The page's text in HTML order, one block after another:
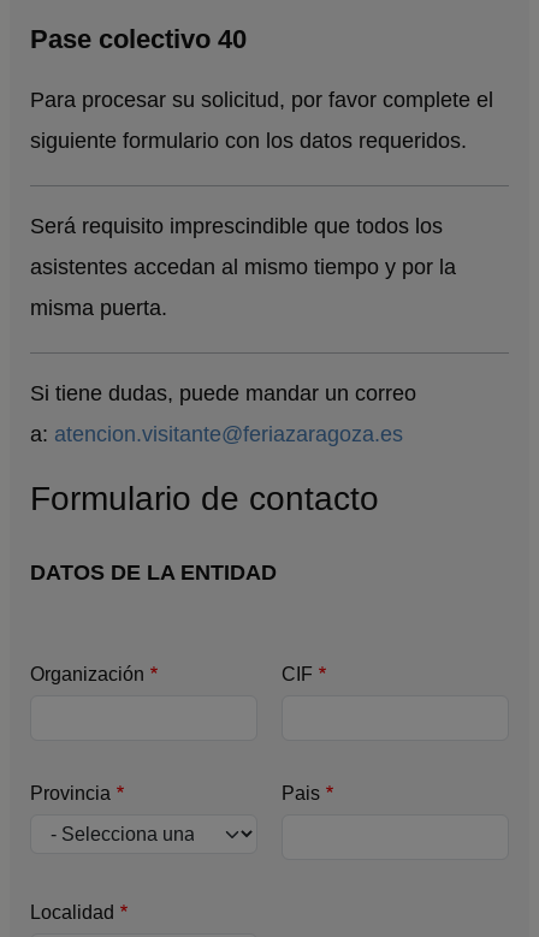
Pase colectivo 40
Para procesar su solicitud, por favor complete el
siguiente formulario con los datos requeridos.
Será requisito imprescindible que todos los
asistentes accedan al mismo tiempo y por la
misma puerta.
Si tiene dudas, puede mandar un correo
a: atencion.visitante@feriazaragoza.es
Formulario de contacto
DATOS DE LA ENTIDAD
Organización CIF
Provincia Pais
Localidad